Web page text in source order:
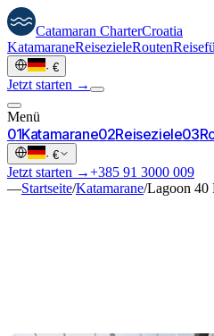
Catamaran CharterCroatia
KatamaraneReisezieleRouten
· €
Jetzt starten →
Menü
01Katamarane02Reiseziele03
· €
Jetzt starten →+385 91 3000 009
—Startseite/Katamarane/Lagoon